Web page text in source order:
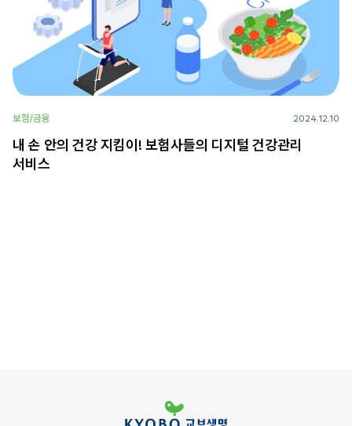
보험/금융 2024.12.10
내 손 안의 건강 지킴이! 보험사들의 디지털 건강관리
서비스